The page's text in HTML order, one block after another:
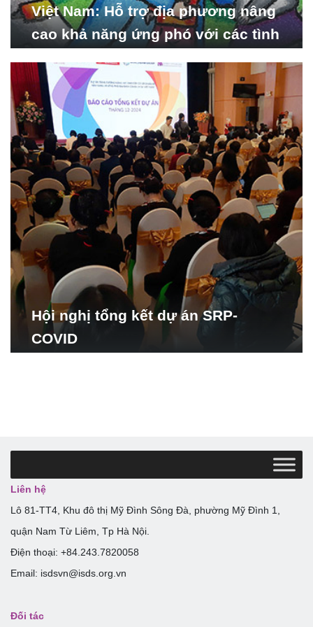
Việt Nam: Hỗ trợ địa phương nâng
cao khả năng ứng phó với các tình
Hội nghị tổng kết dự án SRP-
COVID
Liên hệ
Lô 81-TT4, Khu đô thị Mỹ Đình Sông Đà, phường Mỹ Đình 1,
quận Nam Từ Liêm, Tp Hà Nội.
Điện thoại: +84.243.7820058
Email: isdsvn@isds.org.vn
Đối tác